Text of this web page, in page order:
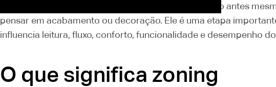
experiências, o zoning serve para estruturar o espaço antes
pensar em acabamento ou decoração. Ele é uma etapa
influencia leitura, fluxo, conforto, funcionalidade e desempenho
O que significa zoning